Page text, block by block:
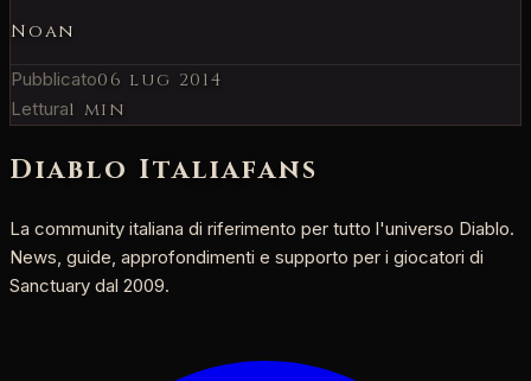
Noan
Pubblicato06 lug 2014
Lettura1 min
Diablo Italiafans
La community italiana di riferimento per tutto l'universo Diablo.
News, guide, approfondimenti e supporto per i giocatori di
Sanctuary dal 2009.